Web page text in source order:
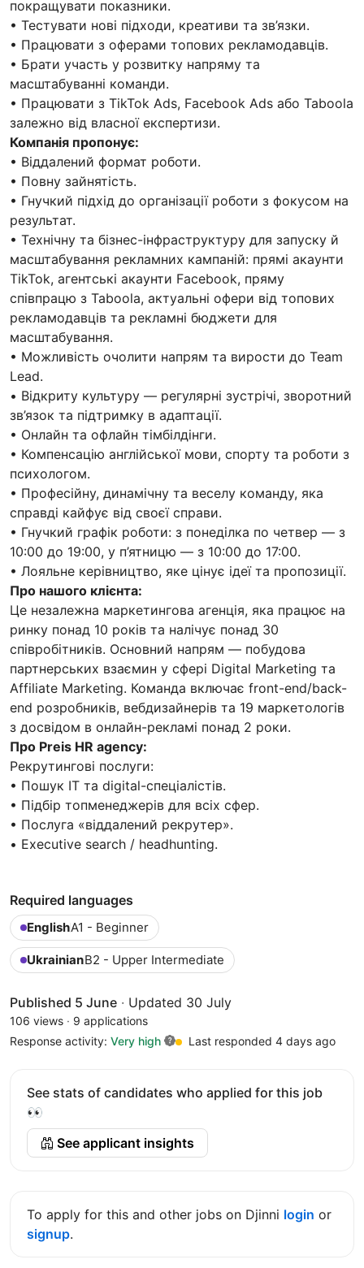
покращувати показники.
• Тестувати нові підходи, креативи та зв’язки.
• Працювати з оферами топових рекламодавців.
• Брати участь у розвитку напряму та
масштабуванні команди.
• Працювати з TikTok Ads, Facebook Ads або Taboola
залежно від власної експертизи.
Компанія пропонує:
• Віддалений формат роботи.
• Повну зайнятість.
• Гнучкий підхід до організації роботи з фокусом на
результат.
• Технічну та бізнес-інфраструктуру для запуску й
масштабування рекламних кампаній: прямі акаунти
TikTok, агентські акаунти Facebook, пряму
співпрацю з Taboola, актуальні офери від топових
рекламодавців та рекламні бюджети для
масштабування.
• Можливість очолити напрям та вирости до Team
Lead.
• Відкриту культуру — регулярні зустрічі, зворотний
зв’язок та підтримку в адаптації.
• Онлайн та офлайн тімбілдінги.
• Компенсацію англійської мови, спорту та роботи з
психологом.
• Професійну, динамічну та веселу команду, яка
справді кайфує від своєї справи.
• Гнучкий графік роботи: з понеділка по четвер — з
10:00 до 19:00, у п’ятницю — з 10:00 до 17:00.
• Лояльне керівництво, яке цінує ідеї та пропозиції.
Про нашого клієнта:
Це незалежна маркетингова агенція, яка працює на
ринку понад 10 років та налічує понад 30
співробітників. Основний напрям — побудова
партнерських взаємин у сфері Digital Marketing та
Affiliate Marketing. Команда включає front-end/back-
end розробників, вебдизайнерів та 19 маркетологів
з досвідом в онлайн-рекламі понад 2 роки.
Про Preis HR agency:
Рекрутингові послуги:
• Пошук ІТ та digital-спеціалістів.
• Підбір топменеджерів для всіх сфер.
• Послуга «віддалений рекрутер».
• Executive search / headhunting.
Required languages
EnglishA1 - Beginner
UkrainianB2 - Upper Intermediate
Published 5 June · Updated 30 July
106 views · 9 applications
Response activity: Very high Last responded 4 days ago
See stats of candidates who applied for this job
👀
See applicant insights
To apply for this and other jobs on Djinni login or
signup.